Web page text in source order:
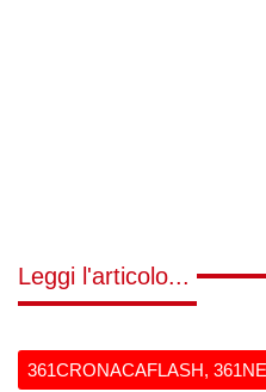
Leggi l'articolo...
361CRONACAFLASH,